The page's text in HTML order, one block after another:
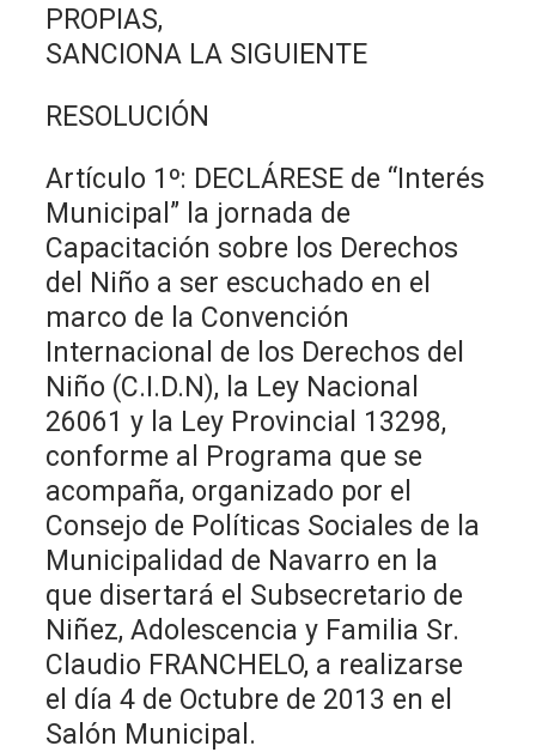
PROPIAS,
SANCIONA LA SIGUIENTE
RESOLUCIÓN
Artículo 1º: DECLÁRESE de “Interés
Municipal” la jornada de
Capacitación sobre los Derechos
del Niño a ser escuchado en el
marco de la Convención
Internacional de los Derechos del
Niño (C.I.D.N), la Ley Nacional
26061 y la Ley Provincial 13298,
conforme al Programa que se
acompaña, organizado por el
Consejo de Políticas Sociales de la
Municipalidad de Navarro en la
que disertará el Subsecretario de
Niñez, Adolescencia y Familia Sr.
Claudio FRANCHELO, a realizarse
el día 4 de Octubre de 2013 en el
Salón Municipal.